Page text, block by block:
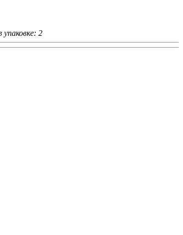
упаковке: 2